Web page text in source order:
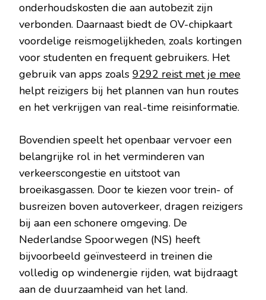
onderhoudskosten die aan autobezit zijn
verbonden. Daarnaast biedt de OV-chipkaart
voordelige reismogelijkheden, zoals kortingen
voor studenten en frequent gebruikers. Het
gebruik van apps zoals 9292 reist met je mee
helpt reizigers bij het plannen van hun routes
en het verkrijgen van real-time reisinformatie.
Bovendien speelt het openbaar vervoer een
belangrijke rol in het verminderen van
verkeerscongestie en uitstoot van
broeikasgassen. Door te kiezen voor trein- of
busreizen boven autoverkeer, dragen reizigers
bij aan een schonere omgeving. De
Nederlandse Spoorwegen (NS) heeft
bijvoorbeeld geïnvesteerd in treinen die
volledig op windenergie rijden, wat bijdraagt
aan de duurzaamheid van het land.